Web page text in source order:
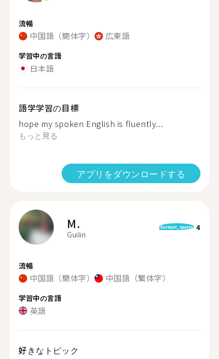
流暢
中国語（簡体字） 広東語
学習中の言語
日本語
語学学習の目標
hope my spoken English is fluently...
もっと見る
アプリをダウンロードする
M.
Guilin
format_quote 4
流暢
中国語（簡体字） 中国語（繁体字）
学習中の言語
英語
好きなトピック